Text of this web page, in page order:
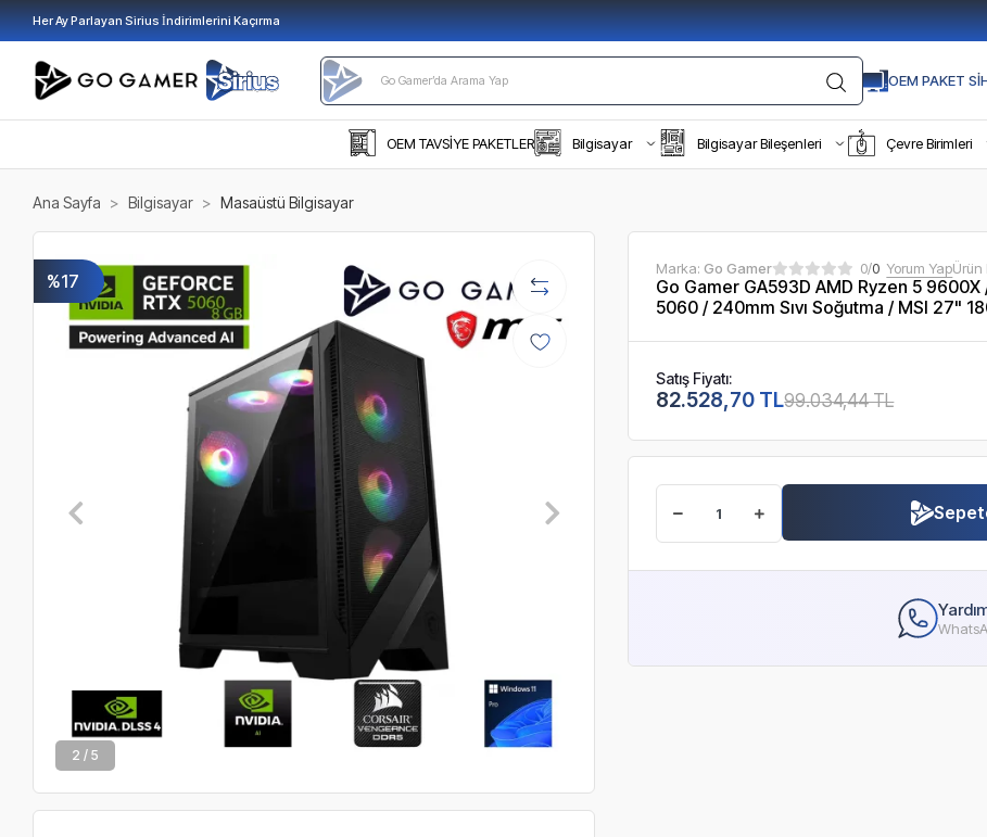
Her Ay Parlayan Sirius İndirimlerini Kaçırma
OEM PAKET
OEM TAVSİYE PAKETLER Bilgisayar Bilgisayar Bileşenleri Çevre Birimleri
Ana Sayfa Bilgisayar Masaüstü Bilgisayar
%17
2 / 5
Marka:Go Gamer 0/0 Yorum YapÜrün
Go Gamer GA593D AMD Ryzen 5
5060 / 240mm Sıvı Soğutma / MSI 27"
Satış Fiyatı:
82.528,70 TL99.034,44 TL